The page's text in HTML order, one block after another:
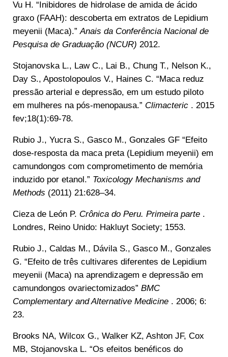
Vu H. “Inibidores de hidrolase de amida de ácido
graxo (FAAH): descoberta em extratos de Lepidium
meyenii (Maca).”Anais da Conferência Nacional de
Pesquisa de Graduação (NCUR) 2012.
Stojanovska L., Law C., Lai B., Chung T., Nelson K.,
Day S., Apostolopoulos V., Haines C. “Maca reduz
pressão arterial e depressão, em um estudo piloto
em mulheres na pós-menopausa.” Climacteric. 2015
fev;18(1):69-78.
Rubio J., Yucra S., Gasco M., Gonzales GF “Efeito
dose-resposta da maca preta (Lepidium meyenii) em
camundongos com comprometimento de memória
induzido por etanol.” Toxicology Mechanisms and
Methods (2011) 21:628–34.
Cieza de León P. Crônica do Peru. Primeira parte.
Londres, Reino Unido: Hakluyt Society; 1553.
Rubio J., Caldas M., Dávila S., Gasco M., Gonzales
G. “Efeito de três cultivares diferentes de Lepidium
meyenii (Maca) na aprendizagem e depressão em
camundongos ovariectomizados” BMC
Complementary and Alternative Medicine. 2006; 6:
23.
Brooks NA, Wilcox G., Walker KZ, Ashton JF, Cox
MB, Stojanovska L. “Os efeitos benéficos do